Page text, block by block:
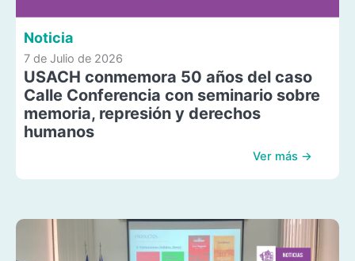
Noticia
7 de Julio de 2026
USACH conmemora 50 años del caso
Calle Conferencia con seminario sobre
memoria, represión y derechos
humanos
Ver más →